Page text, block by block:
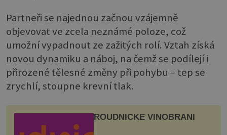
Partneři se najednou začnou vzájemně
objevovat ve zcela neznámé poloze, což
umožní vypadnout ze zažitých rolí. Vztah získá
novou dynamiku a náboj, na čemž se podílejí i
přirozené tělesné změny při pohybu – tep se
zrychlí, stoupne krevní tlak.
ROUDNICKÉ VINOBRANÍ